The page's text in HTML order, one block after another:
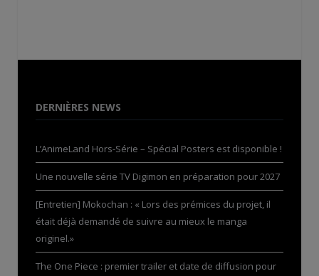
DERNIÈRES NEWS
L’AnimeLand Hors-Série – Spécial Posters est disponible !
Une nouvelle série TV Digimon en préparation pour 2027
[Entretien] Mokochan : « Lors des prémices du projet, il
était déjà demandé de suivre au mieux le manga
originel.»
The One Piece : premier trailer et date de diffusion pour